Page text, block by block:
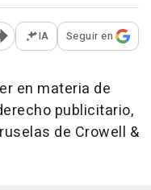
Abrir opciones para
IA Seguir en
en materia de
publicitario,
de Crowell &